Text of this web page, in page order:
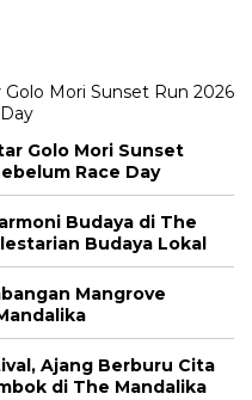
Golo Mori Sunset
Race Day
Budaya di The
Budaya Lokal
Mangrove
Ajang Berburu Cita
di The Mandalika